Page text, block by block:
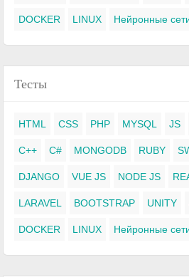
DOCKER LINUX Нейронные
Тесты
HTML CSS PHP MYSQL JS
C++ C# MONGODB RUBY
DJANGO VUE JS NODE JS
LARAVEL BOOTSTRAP UNITY
DOCKER LINUX Нейронные